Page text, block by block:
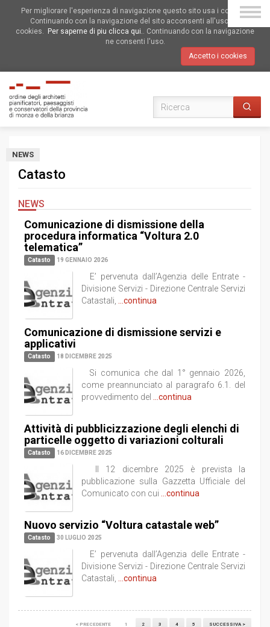
Per migliorare l'esperienza di navigazione questo sito usa i cookies.
Continuando con la navigazione del sito acconsenti all'uso dei
cookies.
Per saperne di piu clicca qui.. Continuando con la navigazione
ne consenti l'uso.
Accetto i cookies
NEWS
Catasto
NEWS
Comunicazione di dismissione della
procedura informatica “Voltura 2.0
telematica”
Catasto 19 GENNAIO 2026
E’ pervenuta dall’Agenzia delle Entrate -
Divisione Servizi - Direzione Centrale Servizi
Catastali,
...continua
Comunicazione di dismissione servizi e
applicativi
Catasto 18 DICEMBRE 2025
Si comunica che dal 1° gennaio 2026,
come preannunciato al paragrafo 6.1. del
provvedimento del
...continua
Attività di pubblicizzazione degli elenchi di
particelle oggetto di variazioni colturali
Catasto 16 DICEMBRE 2025
Il 12 dicembre 2025 è prevista la
pubblicazione sulla Gazzetta Ufficiale del
Comunicato con cui
...continua
Nuovo servizio “Voltura catastale web”
Catasto 30 LUGLIO 2025
E’ pervenuta dall’Agenzia delle Entrate -
Divisione Servizi - Direzione Centrale Servizi
Catastali,
...continua
< PRECEDENTE 1 2 3 4 5 SUCCESSIVA >